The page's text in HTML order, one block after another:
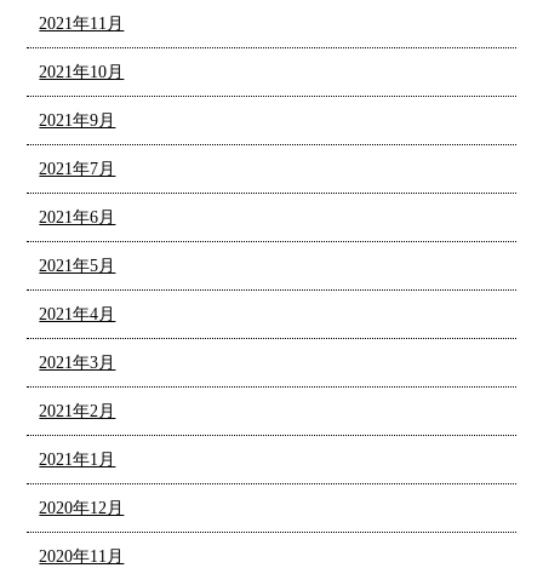
2021年11月
2021年10月
2021年9月
2021年7月
2021年6月
2021年5月
2021年4月
2021年3月
2021年2月
2021年1月
2020年12月
2020年11月